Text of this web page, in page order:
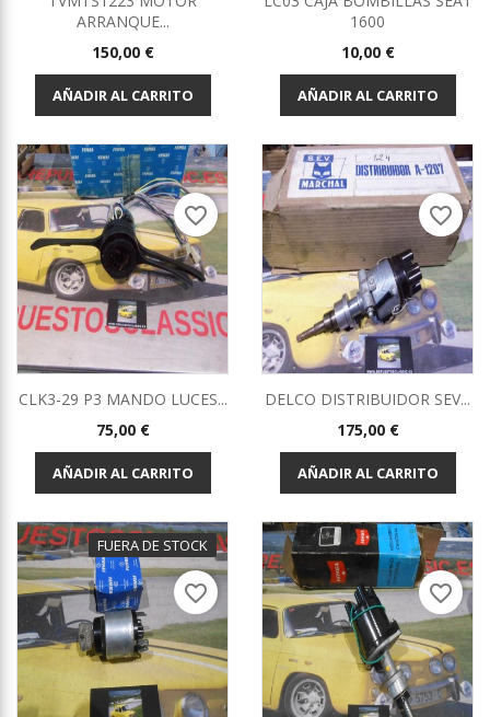
ARRANQUE...
Precio
150,00 €
AÑADIR AL CARRITO
1600
Precio
10,00 €
AÑADIR AL CARRITO
CLK3-29 P3 MANDO LUCES...
Precio
75,00 €
AÑADIR AL CARRITO
favorite_border
DELCO DISTRIBUIDOR SEV...
Precio
175,00 €
AÑADIR AL CARRITO
favorite_border
FUERA DE STOCK
favorite_border favorite_border